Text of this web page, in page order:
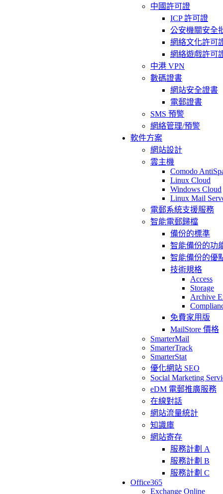
中國許可證
ICP 許可證
公安機關安全
網絡文化許可
網絡遊戲許可
中港 VPN
數碼證書
網站安全證書
電郵證書
SMS 預警
網絡管理/預警
軟件方案
網站設計
雲主機
Comodo
Linux Cloud
Windows Cloud
Linux Mail
電郵系統支援服務
智能電郵歸檔
備份的標準
智能備份的功
智能備份的優
技術規格
Access
Storage
Archive
免費家用版
MailStore 價格
SmarterMail
SmarterTrack
SmarterStat
優化網站 SEO
Social Marketing
eDM 電郵推廣服務
在線對話
網站流量統計
知識庫
網站寄存
服務計劃 A
服務計劃 B
服務計劃 C
Office365
Exchange Online